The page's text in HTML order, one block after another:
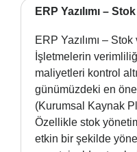
ERP Yazılımı –
ERP Yazılımı –
İşletmelerin
maliyetleri kontrol
günümüzdeki en
(Kurumsal Kaynak
Özellikle stok
etkin bir şekilde